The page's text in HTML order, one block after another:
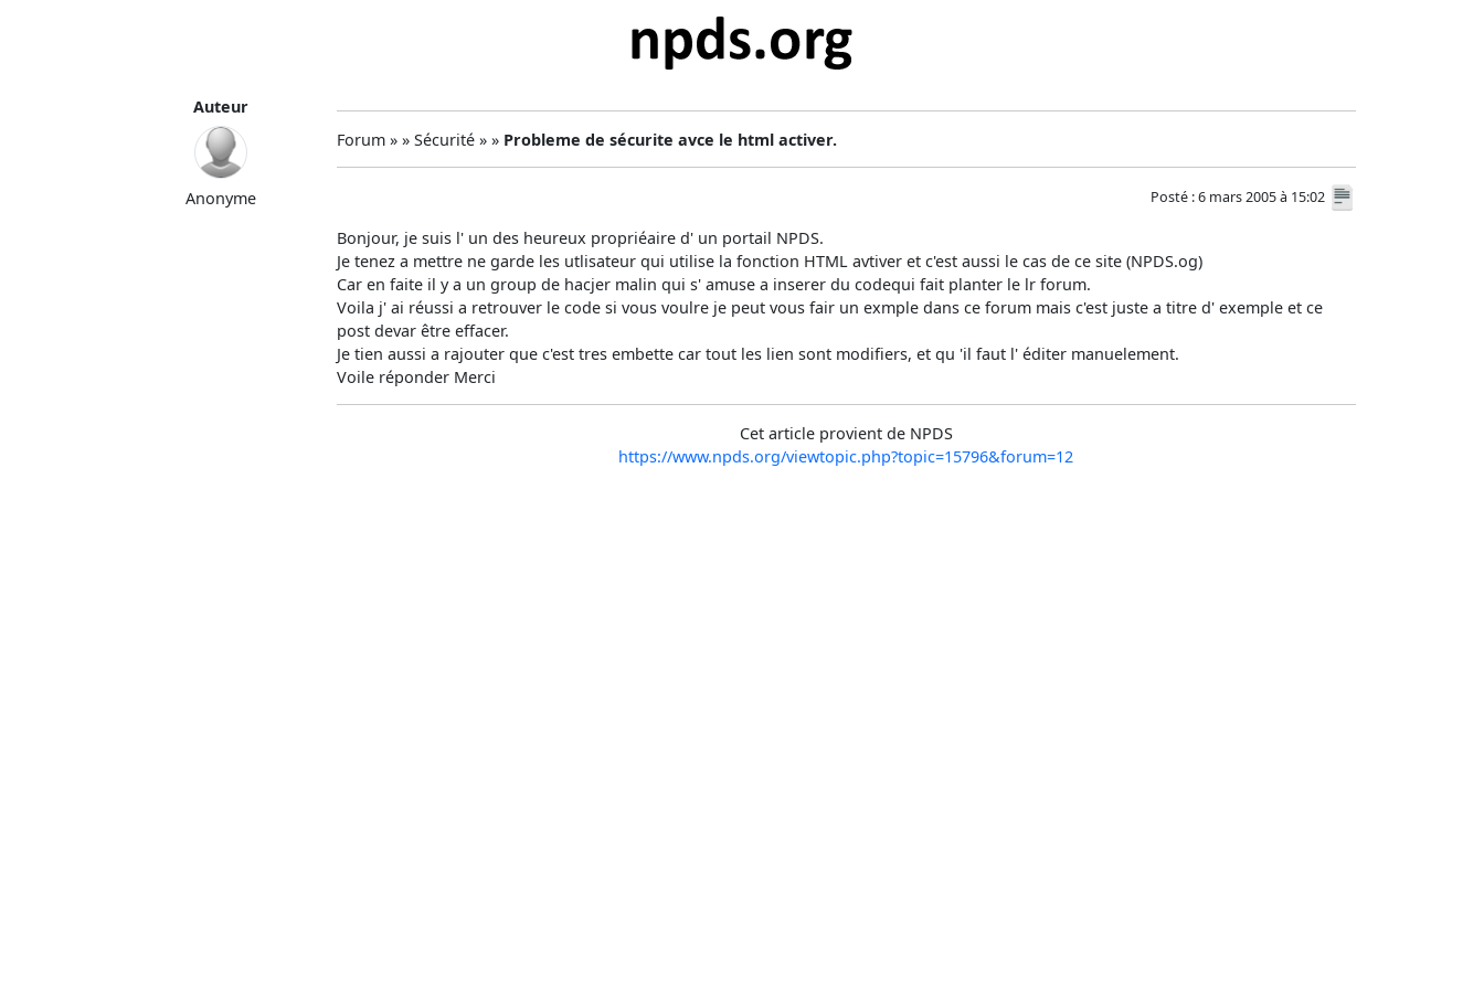
Auteur
Anonyme
Forum » » Sécurité » » Probleme de sécurite avce le html activer.
Posté : 6 mars 2005 à 15:02
Bonjour, je suis l' un des heureux propriéaire d' un portail NPDS.
Je tenez a mettre ne garde les utlisateur qui utilise la fonction HTML avtiver et c'est aussi le cas de ce site (NPDS.og)
Car en faite il y a un group de hacjer malin qui s' amuse a inserer du codequi fait planter le lr forum.
Voila j' ai réussi a retrouver le code si vous voulre je peut vous fair un exmple dans ce forum mais c'est juste a titre d' exemple et ce
post devar être effacer.
Je tien aussi a rajouter que c'est tres embette car tout les lien sont modifiers, et qu 'il faut l' éditer manuelement.
Voile réponder Merci
Cet article provient de NPDS
https://www.npds.org/viewtopic.php?topic=15796&forum=12